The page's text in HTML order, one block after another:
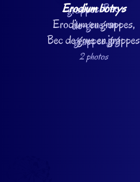
Erodium botrys
Erodium en grappes,
Bec de grue en grappes
2 photos